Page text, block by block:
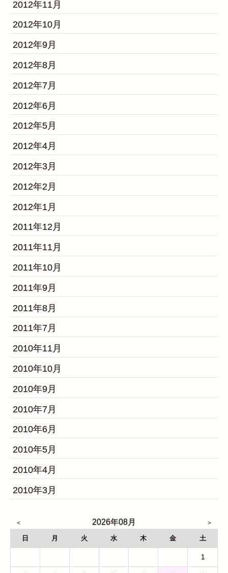
2012年11月
2012年10月
2012年9月
2012年8月
2012年7月
2012年6月
2012年5月
2012年4月
2012年3月
2012年2月
2012年1月
2011年12月
2011年11月
2011年10月
2011年9月
2011年8月
2011年7月
2010年11月
2010年10月
2010年9月
2010年7月
2010年6月
2010年5月
2010年4月
2010年3月
2026年08月
日 月 火 水 木 金 土
1